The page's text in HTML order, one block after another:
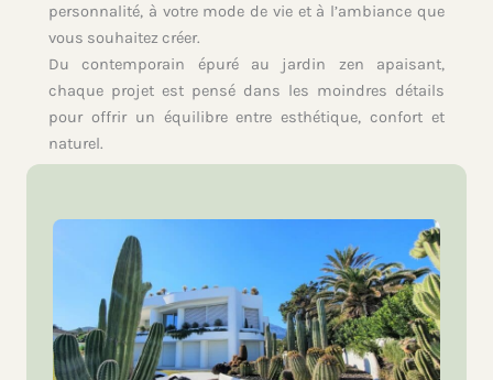
personnalité, à votre mode de vie et à l’ambiance que
vous souhaitez créer.
Du contemporain épuré au jardin zen apaisant,
chaque projet est pensé dans les moindres détails
pour offrir un équilibre entre esthétique, confort et
naturel.